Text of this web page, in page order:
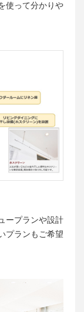
使って分かりや
ープランや設計
プランもご希望